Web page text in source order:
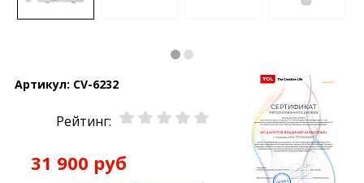
Артикул: CV-6232
Рейтинг:
31 900 руб